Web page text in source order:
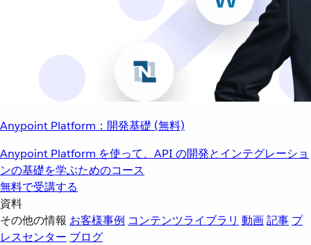
Anypoint Platform：開発基礎 (無料)
Anypoint Platform を使って、API の開発とインテグレーショ
ンの基礎を学ぶためのコース
無料で受講する
資料
その他の情報 お客様事例 コンテンツライブラリ 動画記事 プ
レスセンター ブログ